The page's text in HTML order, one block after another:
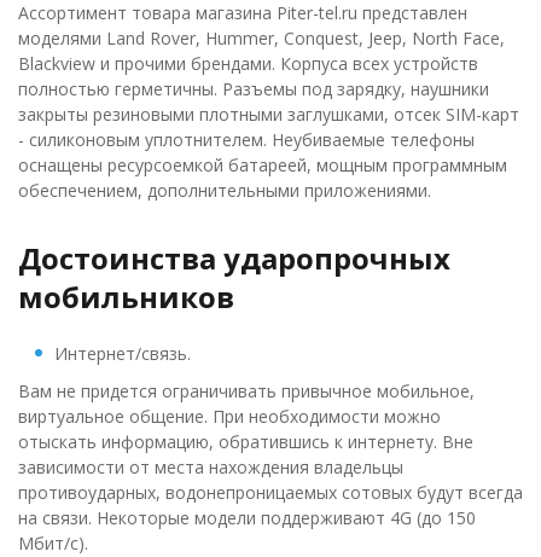
Ассортимент товара магазина Piter-tel.ru представлен
моделями Land Rover, Hummer, Conquest, Jeep, North Face,
Blackview и прочими брендами. Корпуса всех устройств
полностью герметичны. Разъемы под зарядку, наушники
закрыты резиновыми плотными заглушками, отсек SIM-карт
- силиконовым уплотнителем. Неубиваемые телефоны
оснащены ресурсоемкой батареей, мощным программным
обеспечением, дополнительными приложениями.
Достоинства ударопрочных
мобильников
Интернет/связь.
Вам не придется ограничивать привычное мобильное,
виртуальное общение. При необходимости можно
отыскать информацию, обратившись к интернету. Вне
зависимости от места нахождения владельцы
противоударных, водонепроницаемых сотовых будут всегда
на связи. Некоторые модели поддерживают 4G (до 150
Мбит/с).